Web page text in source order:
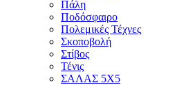
Πάλη
Ποδόσφαιρο
Πολεμικές Τέχνες
Σκοποβολή
Στίβος
Τένις
ΣΑΛΑΣ 5Χ5